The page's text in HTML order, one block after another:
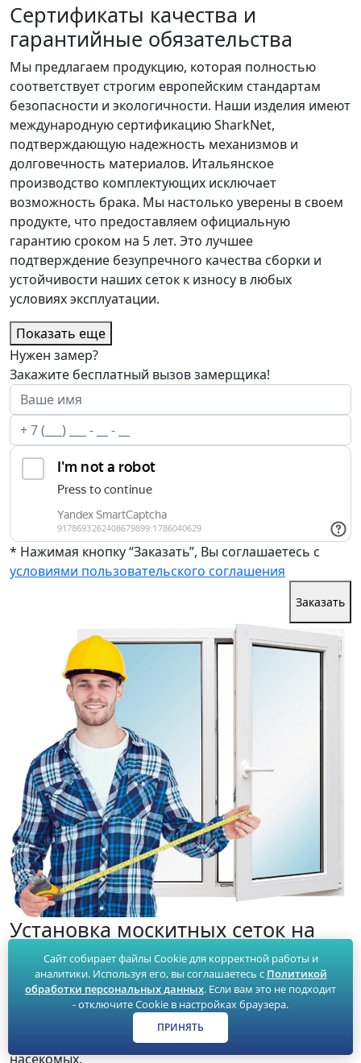
Сертификаты качества и
гарантийные обязательства
Мы предлагаем продукцию, которая полностью
соответствует строгим европейским стандартам
безопасности и экологичности. Наши изделия имеют
международную сертификацию SharkNet,
подтверждающую надежность механизмов и
долговечность материалов. Итальянское
производство комплектующих исключает
возможность брака. Мы настолько уверены в своем
продукте, что предоставляем официальную
гарантию сроком на 5 лет. Это лучшее
подтверждение безупречного качества сборки и
устойчивости наших сеток к износу в любых
условиях эксплуатации.
Показать еще
Нужен замер?
Закажите бесплатный вызов замерщика!
* Нажимая кнопку “Заказать”, Вы соглашаетесь с
условиями пользовательского соглашения
Заказать
Установка москитных сеток на
мансардные окна
Установка москитных сеток на мансардные окна
требует специальных навыков и инструментов. Мы
предлагаем услуги по монтажу москитных сеток,
чтобы обеспечить вам максимальную защиту от
насекомых.
Сайт собирает файлы Cookie для корректной работы и
аналитики. Используя его, вы соглашаетесь с Политикой
обработки персональных данных. Если вам это не подходит
- отключите Cookie в настройках браузера.
ПРИНЯТЬ